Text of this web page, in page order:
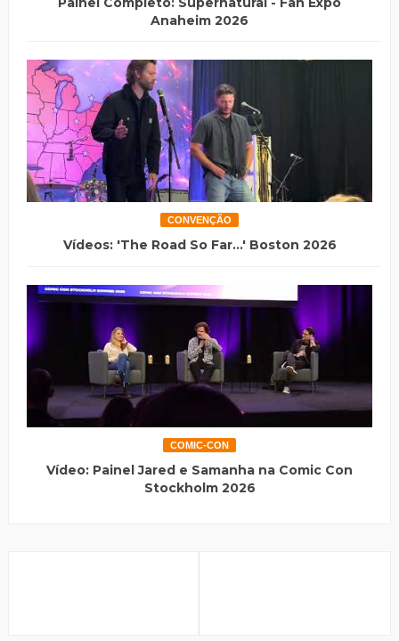
Anaheim 2026
CONVENÇÃO
Vídeos: 'The Road So Far...' Boston 2026
COMIC-CON
Vídeo: Painel Jared e Samanha na Comic Con
Stockholm 2026